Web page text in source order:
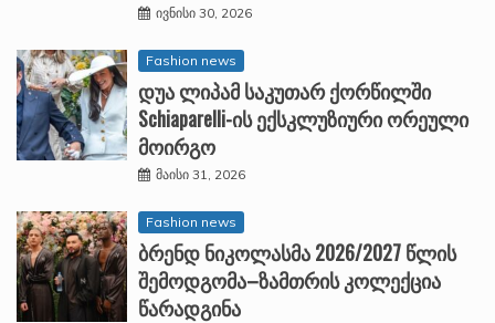
ივნისი 30, 2026
Fashion news
დუა ლიპამ საკუთარ ქორწილში
Schiaparelli-ის ექსკლუზიური ორეული
მოირგო
მაისი 31, 2026
Fashion news
ბრენდ ნიკოლასმა 2026/2027 წლის
შემოდგომა–ზამთრის კოლექცია
წარადგინა